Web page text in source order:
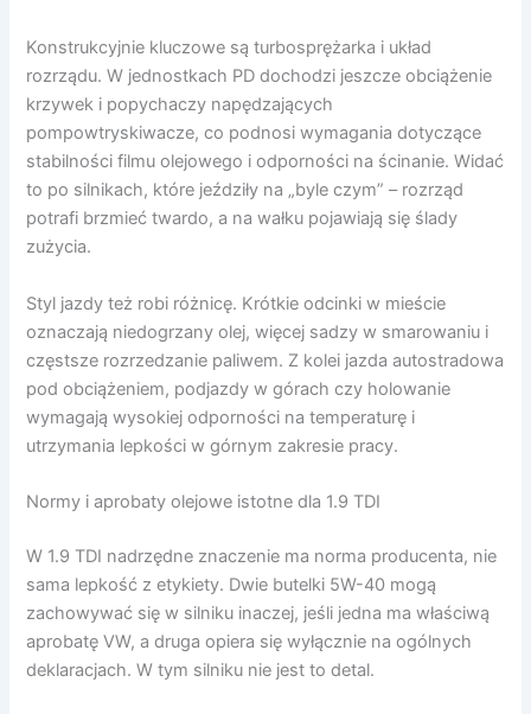
Konstrukcyjnie kluczowe są turbosprężarka i układ
rozrządu. W jednostkach PD dochodzi jeszcze obciążenie
krzywek i popychaczy napędzających
pompowtryskiwacze, co podnosi wymagania dotyczące
stabilności filmu olejowego i odporności na ścinanie. Widać
to po silnikach, które jeździły na „byle czym” – rozrząd
potrafi brzmieć twardo, a na wałku pojawiają się ślady
zużycia.
Styl jazdy też robi różnicę. Krótkie odcinki w mieście
oznaczają niedogrzany olej, więcej sadzy w smarowaniu i
częstsze rozrzedzanie paliwem. Z kolei jazda autostradowa
pod obciążeniem, podjazdy w górach czy holowanie
wymagają wysokiej odporności na temperaturę i
utrzymania lepkości w górnym zakresie pracy.
Normy i aprobaty olejowe istotne dla 1.9 TDI
W 1.9 TDI nadrzędne znaczenie ma norma producenta, nie
sama lepkość z etykiety. Dwie butelki 5W-40 mogą
zachowywać się w silniku inaczej, jeśli jedna ma właściwą
aprobatę VW, a druga opiera się wyłącznie na ogólnych
deklaracjach. W tym silniku nie jest to detal.